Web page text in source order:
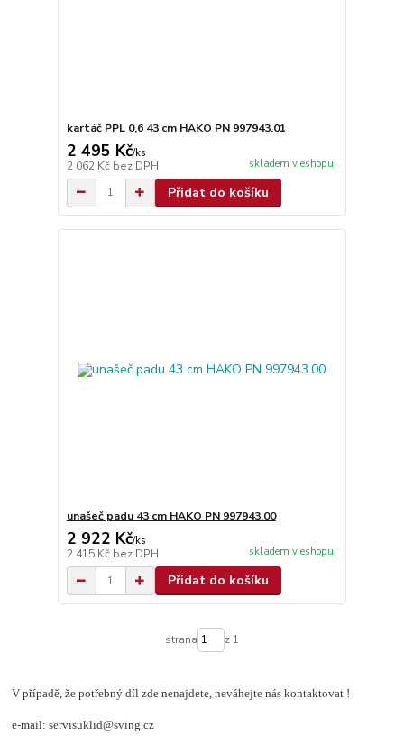
kartáč PPL 0,6 43 cm HAKO PN 997943.01
2 495 Kč/ks
2 062 Kč bez DPH skladem v eshopu
Přidat do košíku
unašeč padu 43 cm HAKO PN 997943.00
2 922 Kč/ks
2 415 Kč bez DPH skladem v eshopu
Přidat do košíku
strana z 1
V případě, že potřebný díl zde nenajdete, neváhejte nás kontaktovat !
e-mail: servisuklid@sving.cz